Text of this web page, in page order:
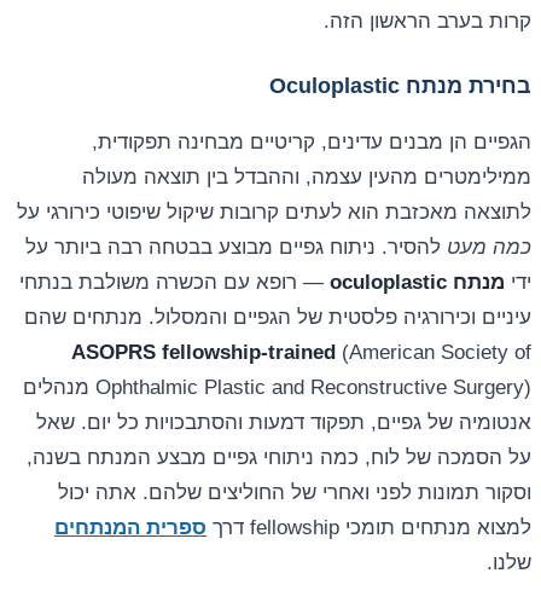
קרות בערב הראשון הזה.
בחירת מנתח Oculoplastic
הגפיים הן מבנים עדינים, קריטיים מבחינה תפקודית,
ממילימטרים מהעין עצמה, וההבדל בין תוצאה מעולה
לתוצאה מאכזבת הוא לעתים קרובות שיקול שיפוטי כירורגי על
כמה מעט להסיר. ניתוח גפיים מבוצע בבטחה רבה ביותר על
ידי מנתח oculoplastic
— רופא עם הכשרה משולבת בנתחי
עיניים וכירורגיה פלסטית של הגפיים והמסלול. מנתחים שהם
ASOPRS fellowship-trained (American Society of
Ophthalmic Plastic and Reconstructive Surgery) מנהלים
אנטומיה של גפיים, תפקוד דמעות והסתבכויות כל יום. שאל
על הסמכה של לוח, כמה ניתוחי גפיים מבצע המנתח בשנה,
וסקור תמונות לפני ואחרי של החוליצים שלהם. אתה יכול
למצוא מנתחים תומכי fellowship דרך
ספרית המנתחים
שלנו.